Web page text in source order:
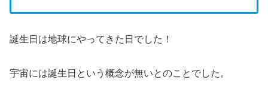
誕生日は地球にやってきた日でした！
宇宙には誕生日という概念が無いとのことでした。